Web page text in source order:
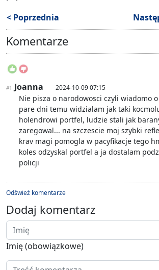
< Poprzednia
Komentarze
#1 Joanna 2024-10-09 07:15
Nie pisza o narodowosci czyli wiadomo
pare dni temu widzialam jak taki
holendrowi portfel, ludzie stali jak
zaregowal... na szczescie moj szybki
krav magi pomogla w pacyfikacje tego
koles odzyskal portfel a ja dostalam
policji
Odśwież komentarze
Dodaj komentarz
Imię (obowiązkowe)